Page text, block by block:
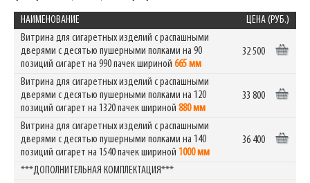
НАИМЕНОВАНИЕ
ЦЕНА (РУБ.)
Витрина для сигаретных изделий с распашными
дверями с десятью пушерными полками на 90
позиций сигарет на 990 пачек шириной 665 мм
32 500
Витрина для сигаретных изделий с распашными
дверями с десятью пушерными полками на 120
позиций сигарет на 1320 пачек шириной 880 мм
33 800
Витрина для сигаретных изделий с распашными
дверями с десятью пушерными полками на 140
позиций сигарет на 1540 пачек шириной 1000 мм
36 400
***ДОПОЛНИТЕЛЬНАЯ КОМПЛЕКТАЦИЯ***